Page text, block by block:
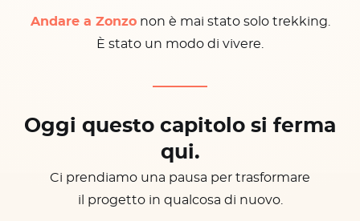
Andare a Zonzonon è mai stato solo trekking.
È stato un modo di vivere.
Oggi questo capitolo si ferma
qui.
Ci prendiamo una pausa per trasformare
il progetto in qualcosa di nuovo.